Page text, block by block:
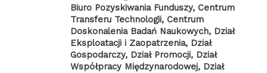
Biuro Pozyskiwania Funduszy, Centrum
Transferu Technologii, Centrum
Doskonalenia Badań Naukowych, Dział
Eksploatacji i Zaopatrzenia, Dział
Gospodarczy, Dział Promocji, Dział
Współpracy Międzynarodowej, Dział